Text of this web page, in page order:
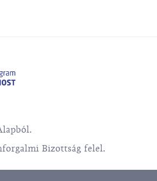
Bizottság felel.